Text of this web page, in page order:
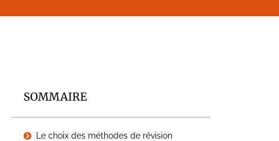
SOMMAIRE
Le choix des méthodes de révision